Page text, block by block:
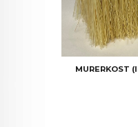
MURERKOST